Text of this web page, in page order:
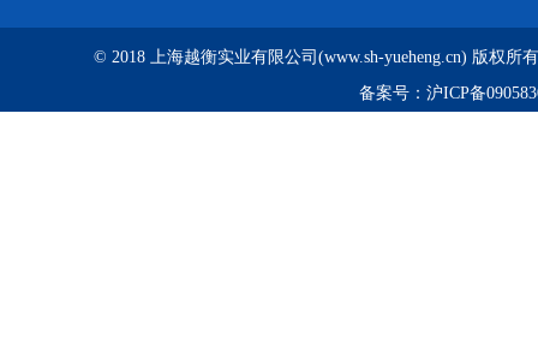
© 2018 上海越衡实业有限公司(www.sh-yueheng.cn) 版权所
备案号： 沪ICP备